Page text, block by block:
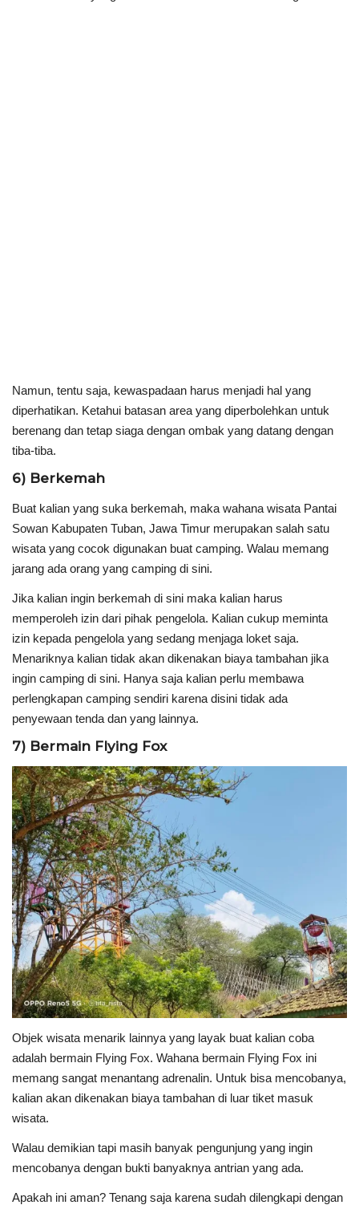
Namun, tentu saja, kewaspadaan harus menjadi hal yang
diperhatikan. Ketahui batasan area yang diperbolehkan untuk
berenang dan tetap siaga dengan ombak yang datang dengan
tiba-tiba.
6) Berkemah
Buat kalian yang suka berkemah, maka wahana wisata Pantai
Sowan Kabupaten Tuban, Jawa Timur merupakan salah satu
wisata yang cocok digunakan buat camping. Walau memang
jarang ada orang yang camping di sini.
Jika kalian ingin berkemah di sini maka kalian harus
memperoleh izin dari pihak pengelola. Kalian cukup meminta
izin kepada pengelola yang sedang menjaga loket saja.
Menariknya kalian tidak akan dikenakan biaya tambahan jika
ingin camping di sini. Hanya saja kalian perlu membawa
perlengkapan camping sendiri karena disini tidak ada
penyewaan tenda dan yang lainnya.
7) Bermain Flying Fox
Objek wisata menarik lainnya yang layak buat kalian coba
adalah bermain Flying Fox. Wahana bermain Flying Fox ini
memang sangat menantang adrenalin. Untuk bisa mencobanya,
kalian akan dikenakan biaya tambahan di luar tiket masuk
wisata.
Walau demikian tapi masih banyak pengunjung yang ingin
mencobanya dengan bukti banyaknya antrian yang ada.
Apakah ini aman? Tenang saja karena sudah dilengkapi dengan